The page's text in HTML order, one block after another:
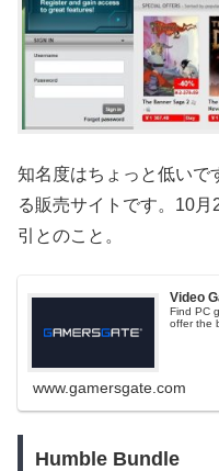
知名度はちょっと低いで
る販売サイトです。10
引とのこと。
Video
Find PC
offer the
www.gamersgate.com
Humble Bundle